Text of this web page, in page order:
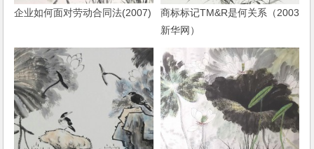
企业如何面对劳动合同法(2007)
商标标记TM&R是何关系（2003
新华网）